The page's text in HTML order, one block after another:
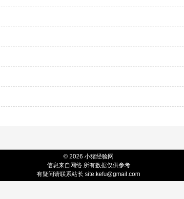
© 2026 小猪经验网
信息来自网络 所有数据仅供参考
有疑问请联系站长 site.kefu@gmail.com